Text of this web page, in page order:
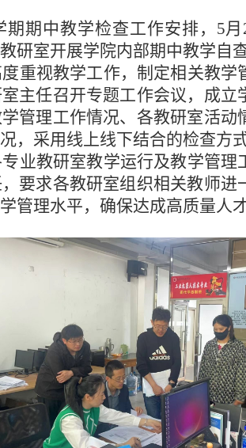
期期中教学检查工作安排， 5月
研室开展学院内部期中教学自查
重视教学工作，制定相关教
主任召开专题工作会议，成
管理工作情况、各教研室活
，采用线上线下结合的检查方式
业教研室教学运行及教学管
要求各教研室组织相关教师
管理水平，确保达成高质量人